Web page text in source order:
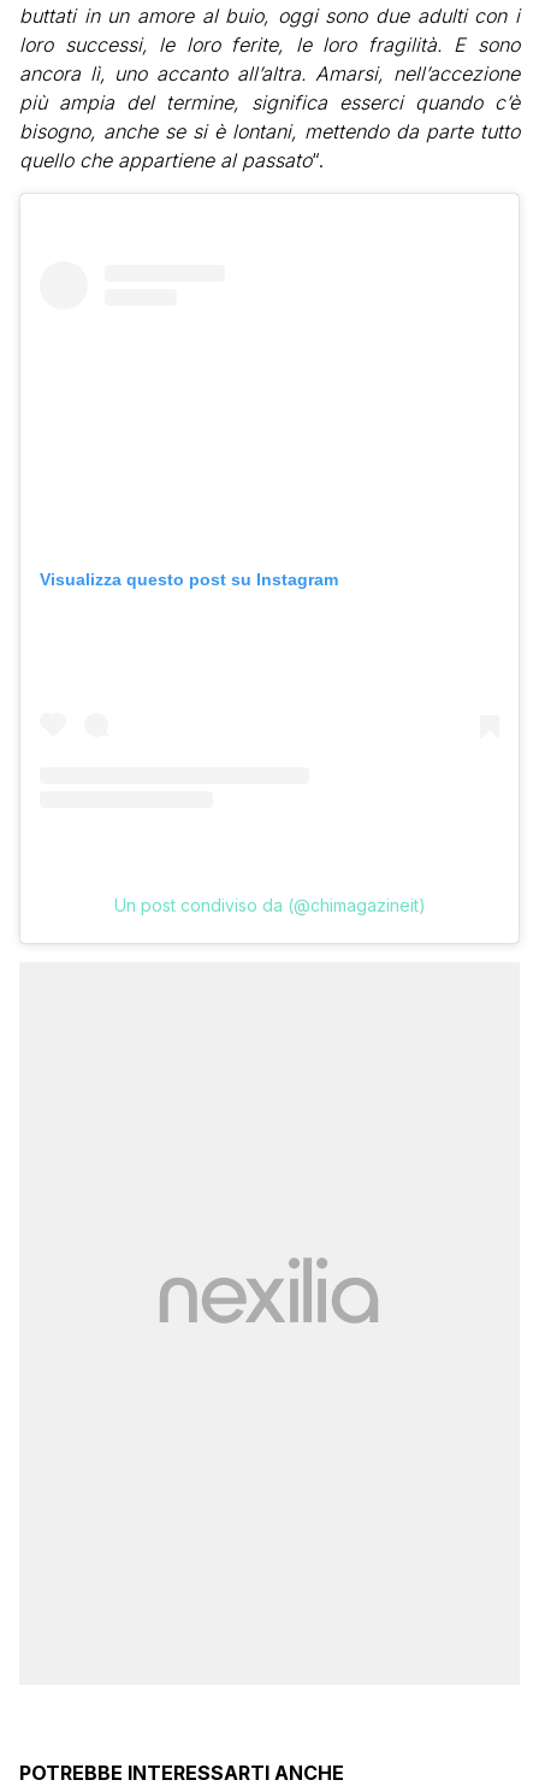
buttati in un amore al buio, oggi sono due adulti con i
loro successi, le loro ferite, le loro fragilità. E sono
ancora lì, uno accanto all’altra. Amarsi, nell’accezione
più ampia del termine, significa esserci quando c’è
bisogno, anche se si è lontani, mettendo da parte tutto
quello che appartiene al passato“.
Visualizza questo post su Instagram
Un post condiviso da (@chimagazineit)
POTREBBE INTERESSARTI ANCHE